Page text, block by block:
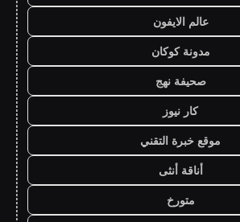
عالم الايفون
مدونة كوكان
صحيفة نهج
كار نيوز
موقع خبرة التقني
أناقة أنثى
متورخ